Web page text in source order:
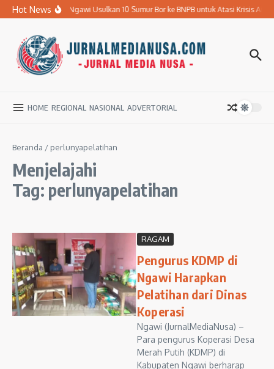
Lewati ke konten
Hot NewsPemkab Ngawi Usulkan 10 Sumur Bor ke BNPB untuk Atasi Krisis Air
HOME REGIONAL NASIONAL ADVERTORIAL
Beranda / perlunyapelatihan
Menjelajahi
Tag: perlunyapelatihan
RAGAM
Pengurus KDMP di
Ngawi Harapkan
Pelatihan dari Dinas
Koperasi
Ngawi (JurnalMediaNusa) –
Para pengurus Koperasi Desa
Merah Putih (KDMP) di
Kabupaten Ngawi berharap